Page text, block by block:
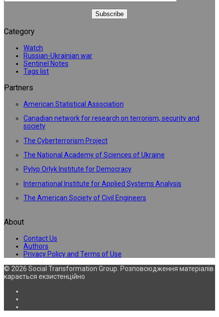
Category
Watch
Russian-Ukrainian war
Sentinel Notes
Tags list
Partners
American Statistical Association
Canadian network for research on terrorism, security and
society
The Cyberterrorism Project
The National Academy of Sciences of Ukraine
Pylyp Orlyk Institute for Democracy
International Institute for Applied Systems Analysis
The American Society of Civil Engineers
About
Contact Us
Authors
Privacy Policy and Terms of Use
© 2026 Social Transformation Group. Розповсюдження матеріалів
карається екзистенційно